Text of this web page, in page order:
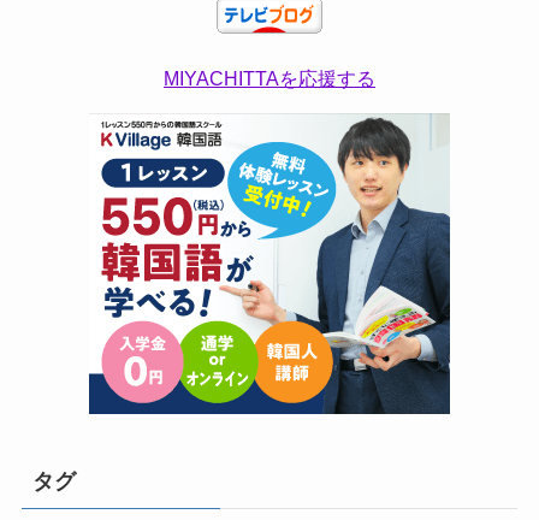
MIYACHITTAを応援する
タグ